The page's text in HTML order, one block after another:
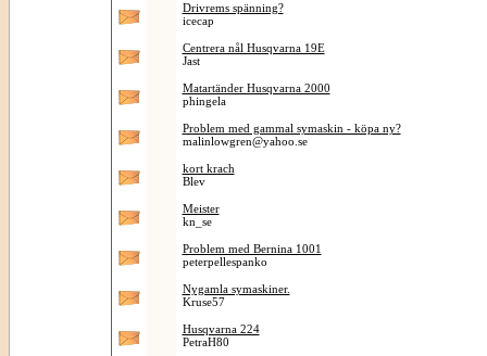
Drivrems spänning?
icecap
Centrera nål Husqvarna 19E
Jast
Matartänder Husqvarna 2000
phingela
Problem med gammal symaskin - köpa ny?
malinlowgren@yahoo.se
kort krach
Blev
Meister
kn_se
Problem med Bernina 1001
peterpellespanko
Nygamla symaskiner.
Kruse57
Husqvarna 224
PetraH80